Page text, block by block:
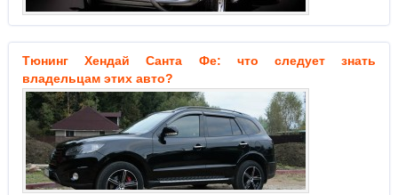
Тюнинг Хендай Санта Фе: что следует знать
владельцам этих авто?